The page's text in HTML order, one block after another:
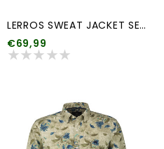
LERROS SWEAT JACKET SELANIK (2 kleuren
€69,99